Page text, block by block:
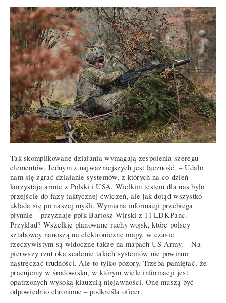
Tak skomplikowane działania wymagają zespolenia szeregu
elementów. Jednym z najważniejszych jest łączność. – Udało
nam się zgrać działanie systemów, z których na co dzień
korzystają armie z Polski i USA. Wielkim testem dla nas było
przejście do fazy taktycznej ćwiczeń, ale jak dotąd wszystko
układa się po naszej myśli. Wymiana informacji przebiega
płynnie – przyznaje ppłk Bartosz Wirski z 11 LDKPanc.
Przykład? Wszelkie planowane ruchy wojsk, które polscy
sztabowcy nanoszą na elektroniczne mapy, w czasie
rzeczywistym są widoczne także na mapach US Army. – Na
pierwszy rzut oka scalenie takich systemów nie powinno
nastręczać trudności. Ale to tylko pozory. Trzeba pamiętać, że
pracujemy w środowisku, w którym wiele informacji jest
opatrzonych wysoką klauzulą niejawności. One muszą być
odpowiednio chronione – podkreśla oficer.